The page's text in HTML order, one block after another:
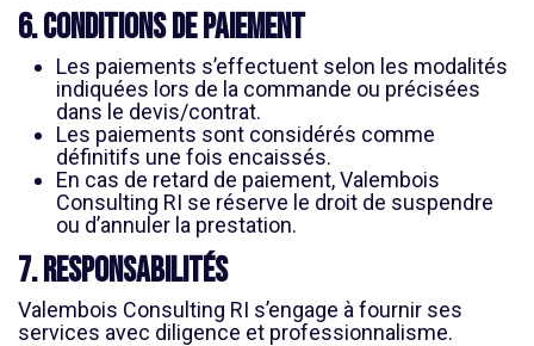
6. Conditions de paiement
Les paiements s’effectuent selon les modalités
indiquées lors de la commande ou précisées
dans le devis/contrat.
Les paiements sont considérés comme
définitifs une fois encaissés.
En cas de retard de paiement, Valembois
Consulting RI se réserve le droit de suspendre
ou d’annuler la prestation.
7. Responsabilités
Valembois Consulting RI s’engage à fournir ses
services avec diligence et professionnalisme.